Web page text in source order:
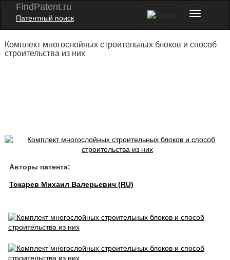
FindPatent.ru
Патентный поиск
Комплект многослойных строительных блоков и способ
строительства из них
Авторы патента:
Токарев Михаил Валерьевич (RU)